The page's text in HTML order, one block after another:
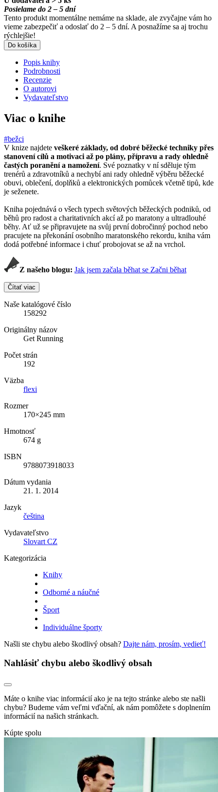
Posielame do 2 – 5 dní
Tento produkt momentálne nemáme na sklade, ale zvyčajne vám ho
vieme zabezpečiť a odoslať do 2 – 5 dní. A posnažíme sa aj trochu
rýchlejšie!
Do košíka
Popis knihy
Podrobnosti
Recenzie
O autorovi
Vydavateľstvo
Viac o knihe
#bežci
V knize najdete veškeré základy, od dobré běžecké techniky přes
stanovení cílů a motivaci až po plány, přípravu a rady ohledně
častých poranění a namožení. Své poznatky v ní sděluje tým
trenérů a zdravotníků a nechybí ani rady ohledně výběru běžecké
obuvi, oblečení, doplňků a elektronických pomůcek včetně tipů, kde
je seženete.
Kniha pojednává o všech typech světových běžeckých podniků, od
běhů pro radost a charitativních akcí až po maratony a ultradlouhé
běhy. Ať už se připravujete na svůj první dobročinný pochod nebo
pracujete na překonání osobního maratonského rekordu, kniha vám
dodá potřebné informace i chuť probojovat se až na vrchol.
Z našeho blogu: Jak jsem začala běhat se Začni běhat
Čítať viac
Naše katalógové číslo
158292
Originálny názov
Get Running
Počet strán
192
Väzba
flexi
Rozmer
170×245 mm
Hmotnosť
674 g
ISBN
9788073918033
Dátum vydania
21. 1. 2014
Jazyk
čeština
Vydavateľstvo
Slovart CZ
Kategorizácia
Knihy
Odborné a náučné
Šport
Individuálne športy
Našli ste chybu alebo škodlivý obsah? Dajte nám, prosím, vedieť!
Nahlásiť chybu alebo škodlivý obsah
Máte o knihe viac informácií ako je na tejto stránke alebo ste našli
chybu? Budeme vám veľmi vďační, ak nám pomôžete s doplnením
informácií na našich stránkach.
Kúpte spolu